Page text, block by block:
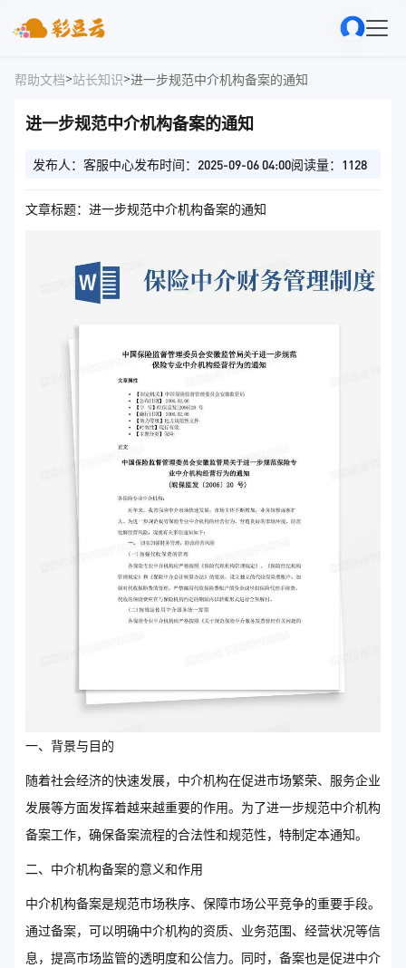
帮助文档>站长知识>进一步规范中介机构备案的通知
进一步规范中介机构备案的通知
发布人：客服中心发布时间：2025-09-06 04:00阅读量：1128
文章标题：进一步规范中介机构备案的通知
一、背景与目的
随着社会经济的快速发展，中介机构在促进市场繁荣、服务企业
发展等方面发挥着越来越重要的作用。为了进一步规范中介机构
备案工作，确保备案流程的合法性和规范性，特制定本通知。
二、中介机构备案的意义和作用
中介机构备案是规范市场秩序、保障市场公平竞争的重要手段。
通过备案，可以明确中介机构的资质、业务范围、经营状况等信
息，提高市场监管的透明度和公信力。同时，备案也是促进中介